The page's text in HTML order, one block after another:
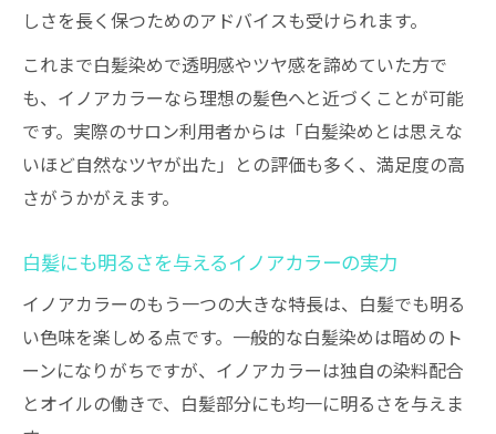
しさを長く保つためのアドバイスも受けられます。
これまで白髪染めで透明感やツヤ感を諦めていた方で
も、イノアカラーなら理想の髪色へと近づくことが可能
です。実際のサロン利用者からは「白髪染めとは思えな
いほど自然なツヤが出た」との評価も多く、満足度の高
さがうかがえます。
白髪にも明るさを与えるイノアカラーの実力
イノアカラーのもう一つの大きな特長は、白髪でも明る
い色味を楽しめる点です。一般的な白髪染めは暗めのト
ーンになりがちですが、イノアカラーは独自の染料配合
とオイルの働きで、白髪部分にも均一に明るさを与えま